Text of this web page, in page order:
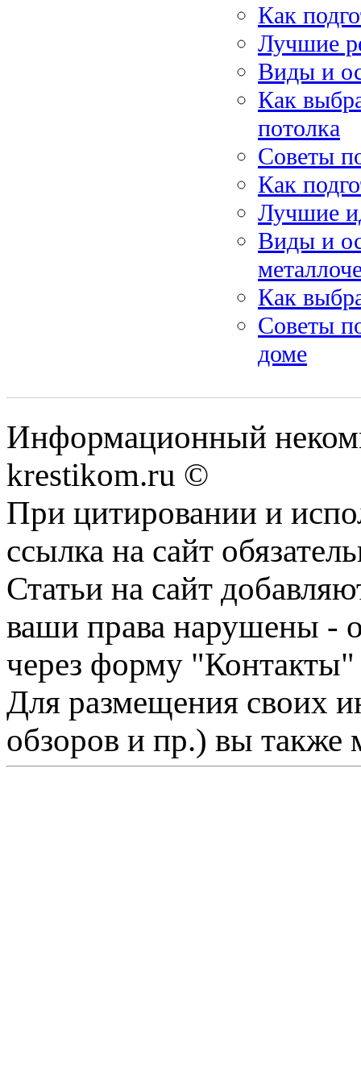
Как
Лучшие
Виды и
Как
потолка
Советы
Как
Лучшие
Виды и
Как
Советы
доме
Информационный
krestikom.ru ©
При цитировании и
ссылка на сайт
Статьи на сайт
ваши права нарушены -
через форму "Контакты"
Для размещения своих
обзоров и пр.) вы также